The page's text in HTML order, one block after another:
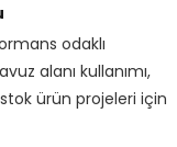
odaklı
alanı kullanımı,
ürün projeleri için